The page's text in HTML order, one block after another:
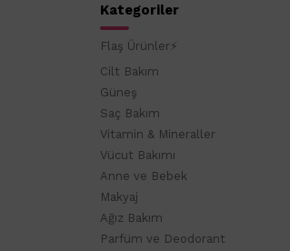
Kategoriler
Flaş Ürünler⚡
Cilt Bakım
Güneş
Saç Bakım
Vitamin & Mineraller
Vücut Bakımı
Anne ve Bebek
Makyaj
Ağız Bakım
Parfüm ve Deodorant